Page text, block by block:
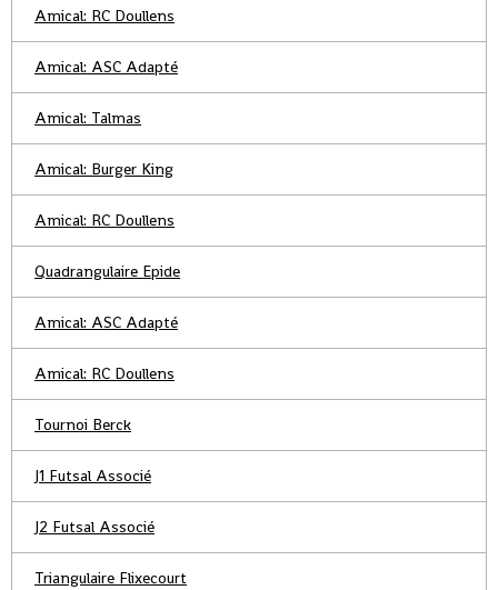
Amical: RC Doullens
Amical: ASC Adapté
Amical: Talmas
Amical: Burger King
Amical: RC Doullens
Quadrangulaire Epide
Amical: ASC Adapté
Amical: RC Doullens
Tournoi Berck
J1 Futsal Associé
J2 Futsal Associé
Triangulaire Flixecourt